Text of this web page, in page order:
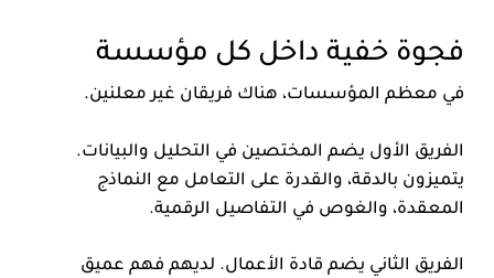
فجوة خفية داخل كل مؤسسة
في معظم المؤسسات، هناك فريقان غير معلنين.
الفريق الأول يضم المختصين في التحليل والبيانات.
يتميزون بالدقة، والقدرة على التعامل مع النماذج
المعقدة، والغوص في التفاصيل الرقمية.
الفريق الثاني يضم قادة الأعمال. لديهم فهم عميق